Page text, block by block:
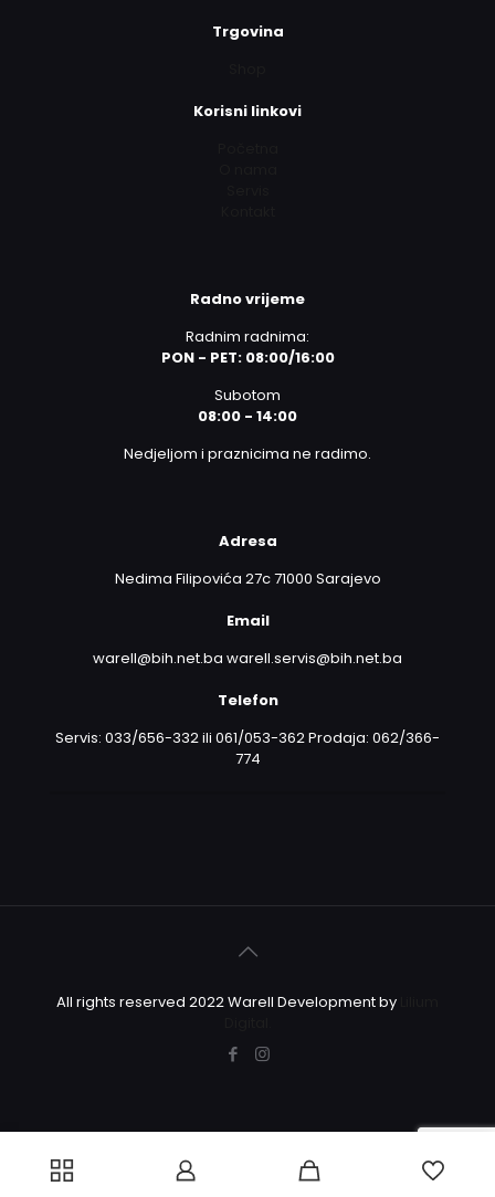
Trgovina
Korisni linkovi
Radno vrijeme
Radnim radnima:
PON - PET: 08:00/16:00
Subotom
08:00 - 14:00
Nedjeljom i praznicima ne radimo.
Adresa
Nedima Filipovića 27c 71000 Sarajevo
Email
warell@bih.net.ba warell.servis@bih.net.ba
Telefon
Servis: 033/656-332 ili 061/053-362 Prodaja: 062/366-
774
All rights reserved 2022 Warell Development by